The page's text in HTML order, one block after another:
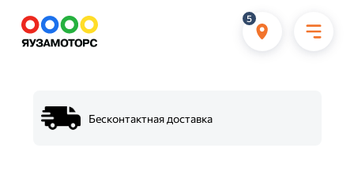
5
Бесконтактная доставка